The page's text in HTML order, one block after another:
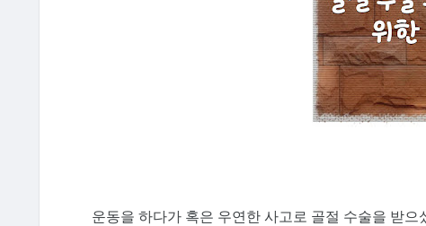
운동을 하다가 혹은 우연한 사고로 골절 수술을 받